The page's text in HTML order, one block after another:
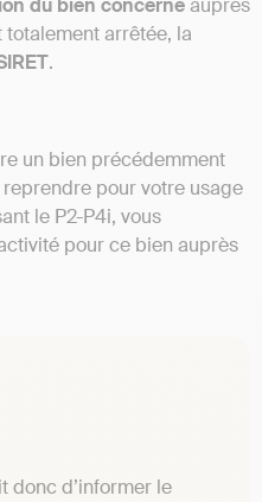
totalement arrêtée, la
.
un bien précédemment
pour votre usage
le P2-P4i, vous
pour ce bien auprès
donc d’informer le